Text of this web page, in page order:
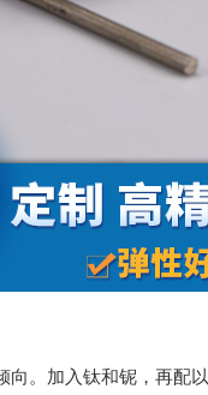
向。加入钛和铌，再配